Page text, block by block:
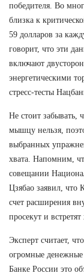
победителя. Во
близка к
59 долларов за
говорит, что эти
включают
энергетическими
стресс-тесты
Не стоит забывать,
мышцу нельзя,
выбранных
хвата. Напомним,
совещании
Цзябао заявил, что
счет расширения
просекут и
Эксперт считает,
огромные денежные
Банке России это